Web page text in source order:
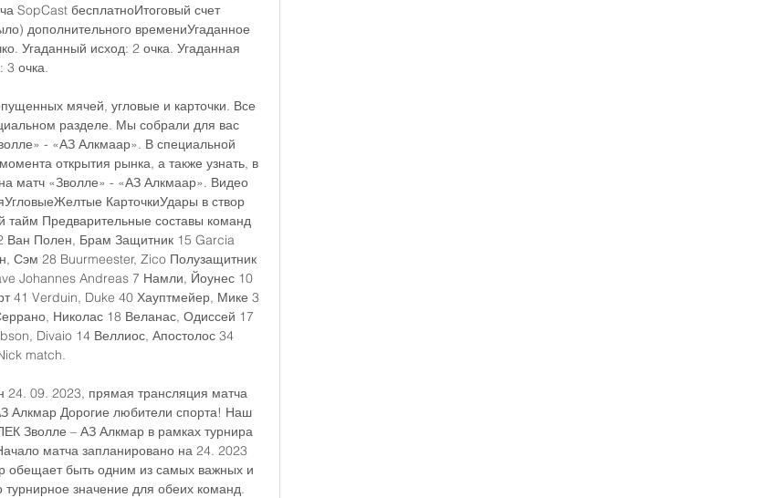
SopCast бесплатноИтоговый счет
дополнительного времениУгаданное
Угаданный исход: 2 очка. Угаданная
3 очка.
мячей, угловые и карточки. Все
разделе. Мы собрали для вас
- «АЗ Алкмаар». В специальной
открытия рынка, а также узнать, в
матч «Зволле» - «АЗ Алкмаар». Видео
КарточкиУдары в створ
Предварительные составы команд
Ван Полен, Брам Защитник 15 Garcia
Сэм 28 Buurmeester, Zico Полузащитник
Johannes Andreas 7 Намли, Йоунес 10
Verduin, Duke 40 Хауптмейер, Мике 3
Николас 18 Веланас, Одиссей 17
Divaio 14 Веллиос, Апостолос 34
match.
09. 2023, прямая трансляция матча
Алкмар Дорогие любители спорта! Наш
Зволле – АЗ Алкмар в рамках турнира
матча запланировано на 24. 2023
обещает быть одним из самых важных и
значение для обеих команд.